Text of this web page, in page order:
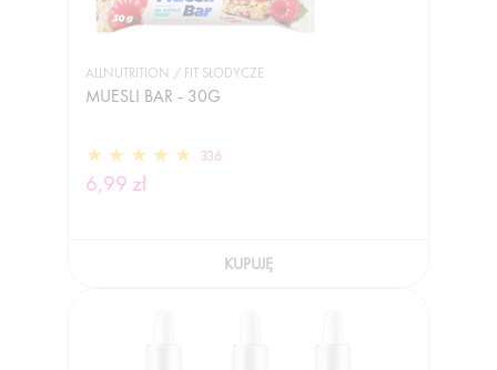
ALLNUTRITION / FIT SŁODYCZE
MUESLI BAR - 30G
336
6,99 zł
KUPUJĘ